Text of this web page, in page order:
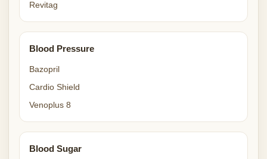
Revitag
Blood Pressure
Bazopril
Cardio Shield
Venoplus 8
Blood Sugar